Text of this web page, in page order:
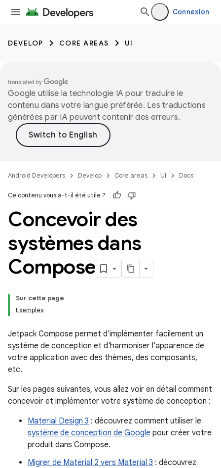
Connexion
DEVELOP CORE AREAS UI
Google utilise la technologie IA pour traduire le
contenu dans votre langue préférée. Les traductions
générées par IA peuvent contenir des erreurs.
Android Developers Develop Core areas UI Docs
Ce contenu vous a-t-il été utile ?
Concevoir des
systèmes dans
Compose
Sur cette page
Exemples
Jetpack Compose permet d'implémenter facilement un
système de conception et d'harmoniser l'apparence de
votre application avec des thèmes, des composants,
etc.
Sur les pages suivantes, vous allez voir en détail comment
concevoir et implémenter votre système de conception :
Material Design 3 : découvrez comment utiliser le
système de conception de Google pour créer votre
produit dans Compose.
Migrer de Material 2 vers Material 3 : découvrez